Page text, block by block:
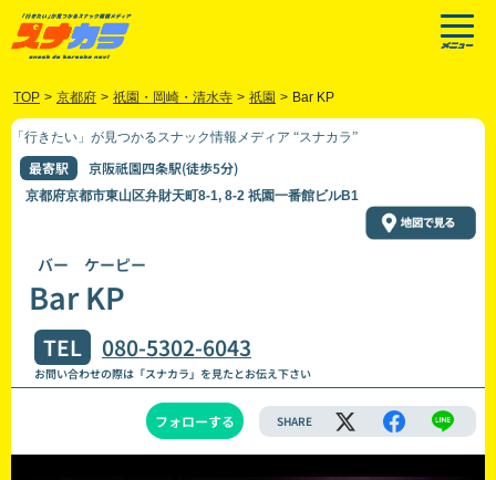
TOP > 京都府 > 祇園・岡崎・清水寺 > 祇園 > Bar KP
「行きたい」が見つかるスナック情報メディア “スナカラ”
最寄駅 京阪祇園四条駅(徒歩5分)
京都府京都市東山区弁財天町8-1, 8-2 祇園一番館ビルB1
バー ケーピー
Bar KP
TEL 080-5302-6043
お問い合わせの際は「スナカラ」を見たとお伝え下さい
フォローする SHARE